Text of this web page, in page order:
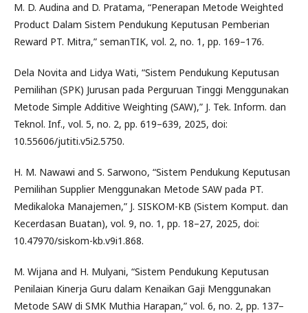
M. D. Audina and D. Pratama, “Penerapan Metode Weighted
Product Dalam Sistem Pendukung Keputusan Pemberian
Reward PT. Mitra,” semanTIK, vol. 2, no. 1, pp. 169–176.
Dela Novita and Lidya Wati, “Sistem Pendukung Keputusan
Pemilihan (SPK) Jurusan pada Perguruan Tinggi Menggunakan
Metode Simple Additive Weighting (SAW),” J. Tek. Inform. dan
Teknol. Inf., vol. 5, no. 2, pp. 619–639, 2025, doi:
10.55606/jutiti.v5i2.5750.
H. M. Nawawi and S. Sarwono, “Sistem Pendukung Keputusan
Pemilihan Supplier Menggunakan Metode SAW pada PT.
Medikaloka Manajemen,” J. SISKOM-KB (Sistem Komput. dan
Kecerdasan Buatan), vol. 9, no. 1, pp. 18–27, 2025, doi:
10.47970/siskom-kb.v9i1.868.
M. Wijana and H. Mulyani, “Sistem Pendukung Keputusan
Penilaian Kinerja Guru dalam Kenaikan Gaji Menggunakan
Metode SAW di SMK Muthia Harapan,” vol. 6, no. 2, pp. 137–